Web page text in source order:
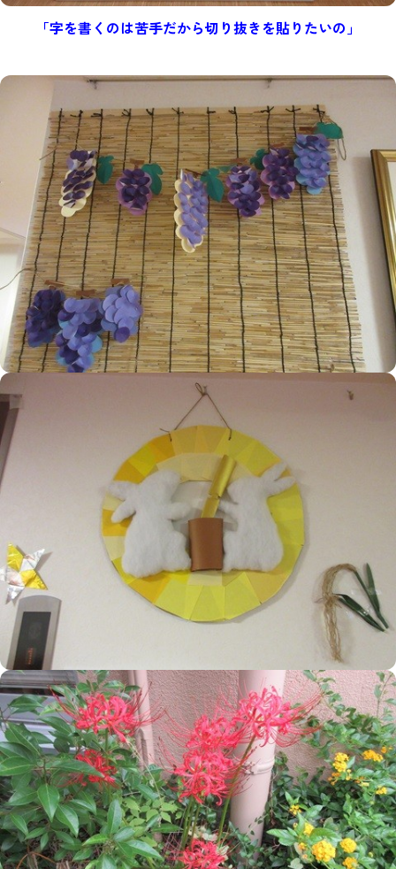
「字を書くのは苦手だから切り抜きを貼りたいの」